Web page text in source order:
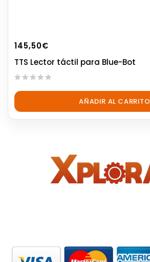
145,50€
TTS Lector táctil para Blue-Bot
out
5
AÑADIR AL CARRITO